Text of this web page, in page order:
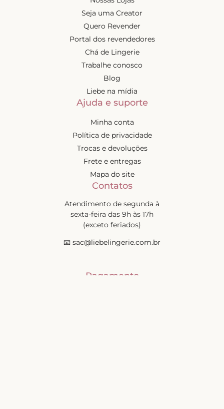
Seja uma Creator
Quero Revender
Portal dos revendedores
Chá de Lingerie
Trabalhe conosco
Blog
Liebe na mídia
Ajuda e suporte
Minha conta
Política de privacidade
Trocas e devoluções
Frete e entregas
Mapa do site
Contatos
Atendimento de segunda à
sexta-feira das 9h às 17h
(exceto feriados)
📧 sac@liebelingerie.com.br
Pagamento